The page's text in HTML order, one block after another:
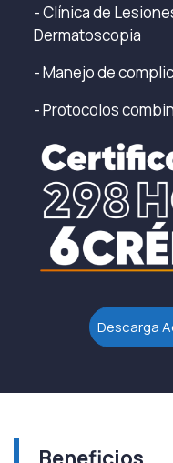
- Clínica de
Dermatoscopia
- Manejo de
- Protocolos
Descarga